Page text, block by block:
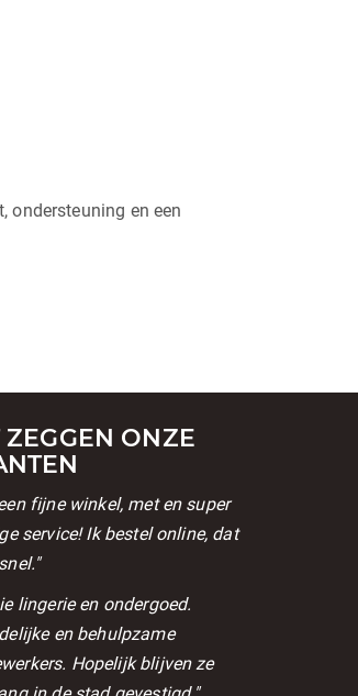
ondersteuning en een
ZEGGEN ONZE
fijne winkel, met en super
service! Ik bestel online, dat
lingerie en ondergoed.
en behulpzame
Hopelijk blijven ze